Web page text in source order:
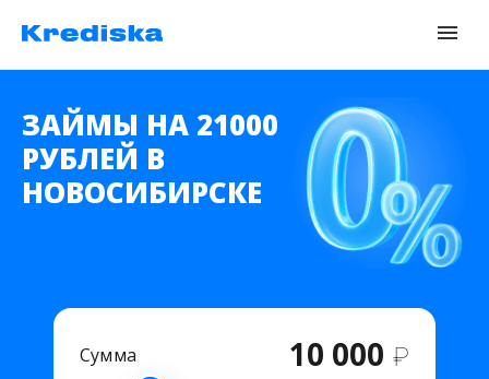
ЗАЙМЫ НА 21000
РУБЛЕЙ В
НОВОСИБИРСКЕ
Сумма 10 000 ₽